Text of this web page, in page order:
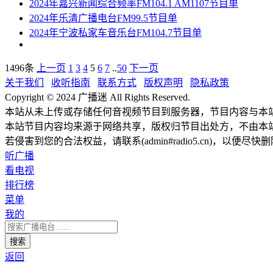
2024年嘉兴新闻综合频率FM104.1 AM1107节目单
2024年乐清广播电台FM99.5节目单
2024年宁波私家车音乐台FM104.7节目单
1496条 上一页 1 3 4 5 6 7 ..50 下一页
关于我们
收听指南 联系方式 版权声明
隐私政策
Copyright © 2024 广播迷 All Rights Reserved.
本站从未上传或存储任何音视频节目到服务器，节目内容与本
本站节目内容均来源于网络共享，版权归节目出处方，不由本
若侵害到您的合法权益，请联系(admin#radio5.cn)，以便尽快删
听广播
看电视
排行榜
菜单
我的
返回